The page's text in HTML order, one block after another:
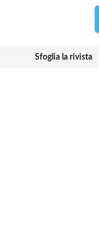
Sfoglia la rivista